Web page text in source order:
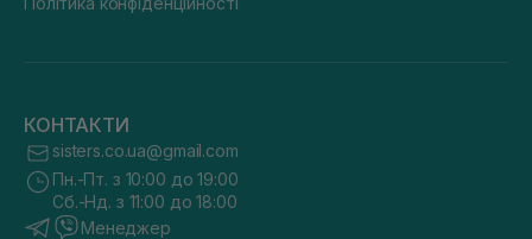
КОНТАКТИ
sisters.co.ua@gmail.com
Пн.-Пт. з 10:00 до 19:00
Сб.-Нд. з 11:00 до 18:00
Менеджер